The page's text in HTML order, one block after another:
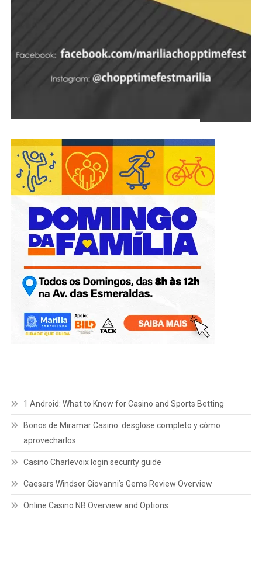
1 Android: What to Know for Casino and Sports Betting
Bonos de Miramar Casino: desglose completo y cómo
aprovecharlos
Casino Charlevoix login security guide
Caesars Windsor Giovanni’s Gems Review Overview
Online Casino NB Overview and Options